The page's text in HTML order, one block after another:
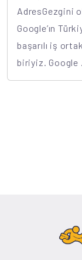
AdresGezgini
Google’ın
başarılı iş
biriyiz. Google